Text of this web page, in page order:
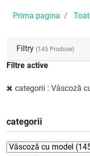
Prima pagina
Filtry (145 Produse)
Filtre active
categorii : Vâscoză
categorii